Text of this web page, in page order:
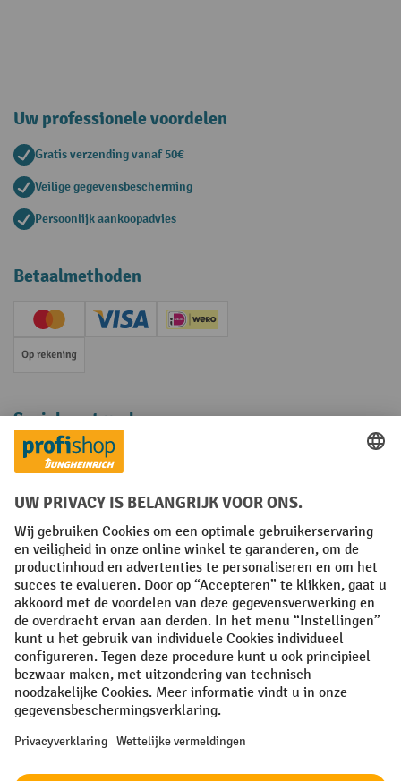
Uw professionele voordelen
Gratis verzending vanaf 50€
Veilige gegevensbescherming
Persoonlijk aankoopadvies
Betaalmethoden
Creditcard (Master)Creditcard (Visa)iDEAL | Wero
Op rekening
Sociale netwerken
Facebook
YouTube
LinkedInInstagram
Algemene leveringsvoorwaarden Copyright
Privacyverklaring Privacy Instellingen
All prices excl. VAT plusshipping costs and possible delivery charges,
if not stated otherwise.
¹ De korting is geldig zolang de voorraad strekt. De korting is niet van
toepassing op speciale prijzen. Een combinatie met andere
procentuele kortingen of vouchers is niet mogelijk. | ² De korting
nieuwsbrief. De voucher is 10 dagen geldig en kan online worden